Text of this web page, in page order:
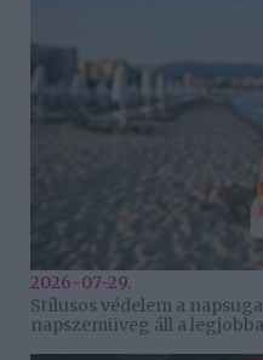
2026-07-29.
Stílusos védelem a
napszemüveg áll a